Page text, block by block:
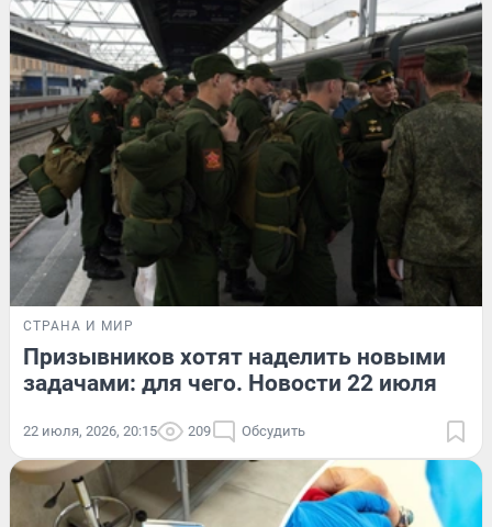
СТРАНА И МИР
Призывников хотят наделить новыми
задачами: для чего. Новости 22 июля
22 июля, 2026, 20:15 209 Обсудить